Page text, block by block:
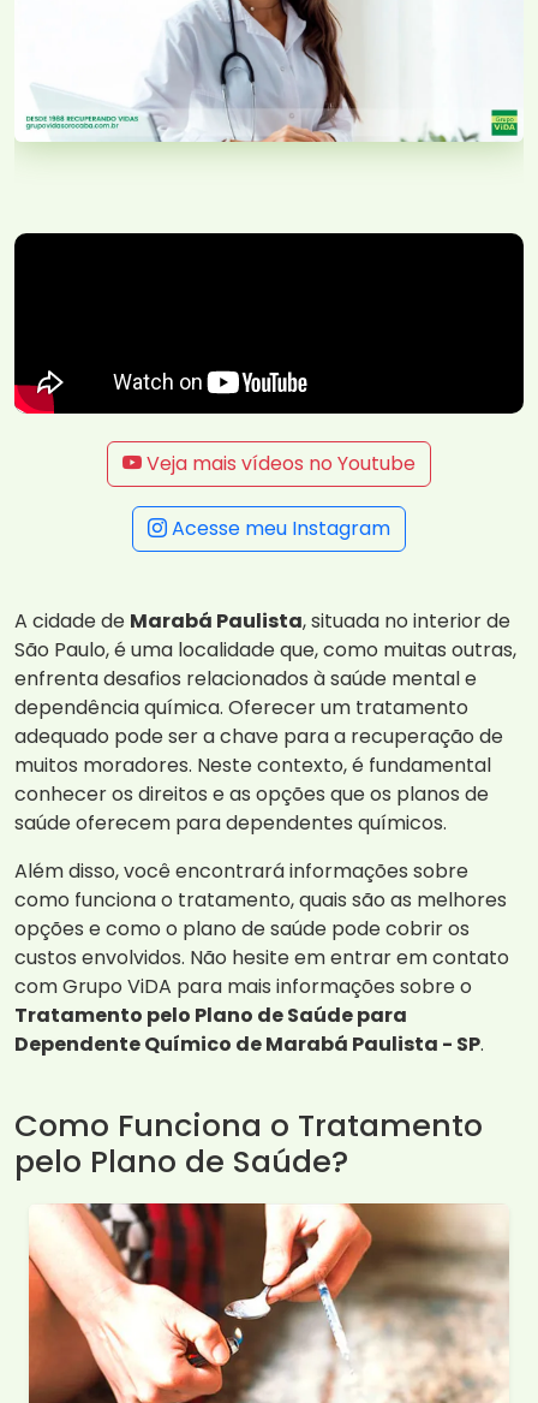
Veja mais vídeos no Youtube
Acesse meu Instagram
A cidade de Marabá Paulista, situada no interior de
São Paulo, é uma localidade que, como muitas outras,
enfrenta desafios relacionados à saúde mental e
dependência química. Oferecer um tratamento
adequado pode ser a chave para a recuperação de
muitos moradores. Neste contexto, é fundamental
conhecer os direitos e as opções que os planos de
saúde oferecem para dependentes químicos.
Além disso, você encontrará informações sobre
como funciona o tratamento, quais são as melhores
opções e como o plano de saúde pode cobrir os
custos envolvidos. Não hesite em entrar em contato
com Grupo ViDA para mais informações sobre o
Tratamento pelo Plano de Saúde para
Dependente Químico de Marabá Paulista - SP.
Como Funciona o Tratamento
pelo Plano de Saúde?